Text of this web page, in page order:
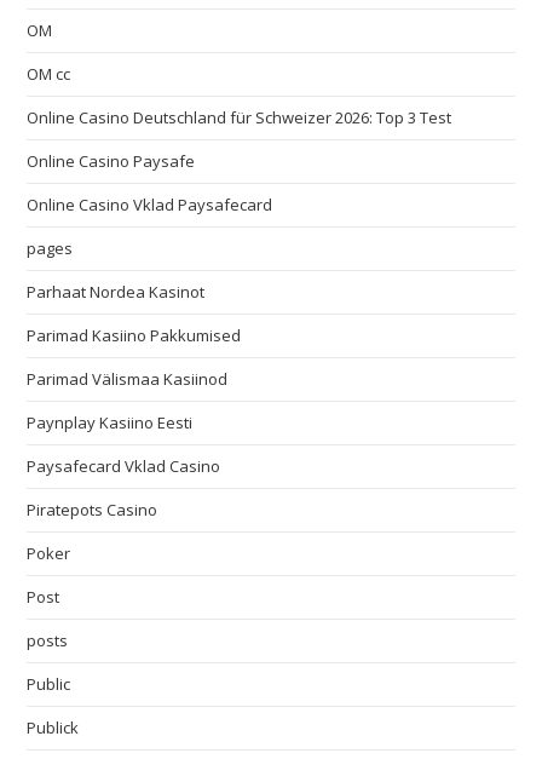
OM
OM cc
Online Casino Deutschland für Schweizer 2026: Top 3 Test
Online Casino Paysafe
Online Casino Vklad Paysafecard
pages
Parhaat Nordea Kasinot
Parimad Kasiino Pakkumised
Parimad Välismaa Kasiinod
Paynplay Kasiino Eesti
Paysafecard Vklad Casino
Piratepots Casino
Poker
Post
posts
Public
Publick